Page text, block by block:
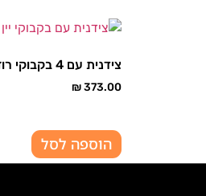
צידנית עם 4 בקבוקי רוזה | לא כשר
₪373.00
הוספה לסל